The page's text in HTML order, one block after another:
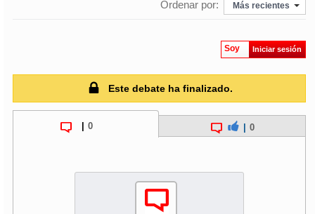
Ordenar por: Más recientes
Soy Iniciar sesión
Este debate ha finalizado.
0 0